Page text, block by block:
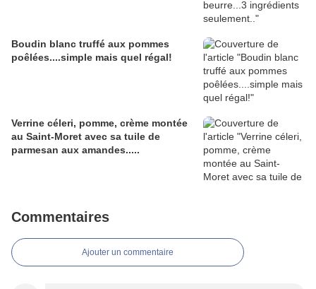
Boudin blanc truffé aux pommes
poêlées....simple mais quel régal!
Verrine céleri, pomme, crème montée
au Saint-Moret avec sa tuile de
parmesan aux amandes.....
Commentaires
Ajouter un commentaire